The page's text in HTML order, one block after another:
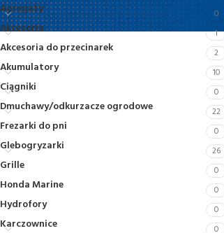
Agregaty 0
Akcesoria 1
Akcesoria do przecinarek 2
Akumulatory 10
Ciągniki 0
Dmuchawy/odkurzacze ogrodowe 22
Frezarki do pni 0
Glebogryzarki 26
Grille 0
Honda Marine 0
Hydrofory 0
Karczownice 0